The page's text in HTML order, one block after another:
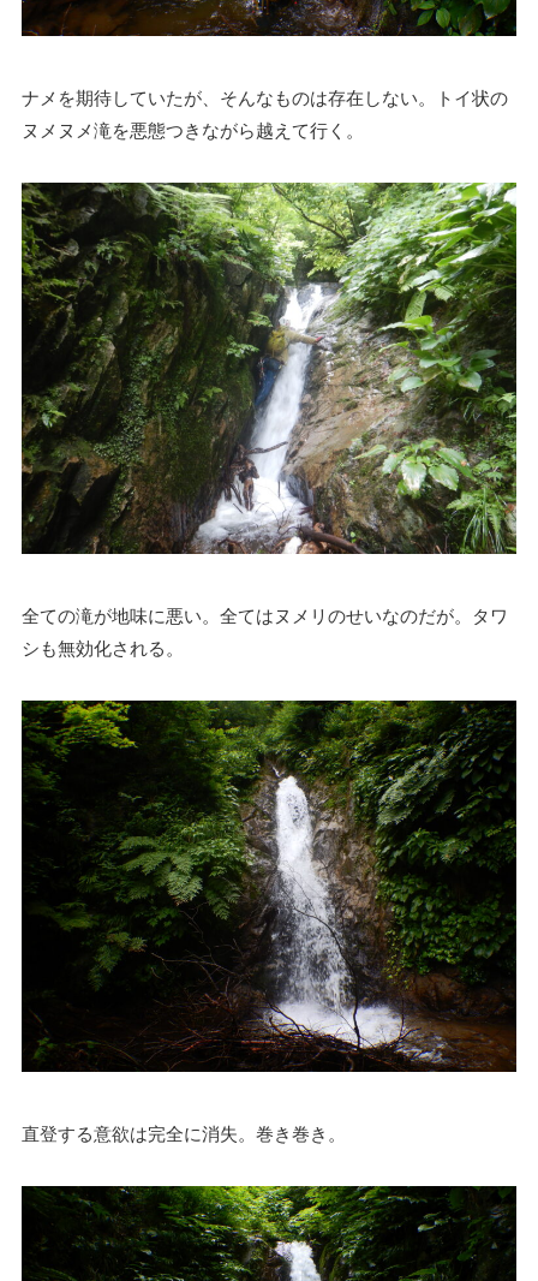
ナメを期待していたが、そんなものは存在しない。トイ状の
ヌメヌメ滝を悪態つきながら越えて行く。
全ての滝が地味に悪い。全てはヌメリのせいなのだが。タワ
シも無効化される。
直登する意欲は完全に消失。巻き巻き。